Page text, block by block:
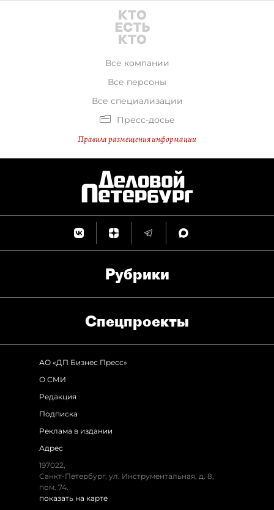
Все компании
Все персоны
Все специализации
Пресс-досье
Правила размещения информации
Рубрики
Спец­проекты
АО «ДП Бизнес Пресс»
О СМИ
Редакция
Подписка
Реклама в издании
Адрес
197022,
Санкт-Петербург, ул. Инструментальная, д. 8,
пом. 74.
показать на карте